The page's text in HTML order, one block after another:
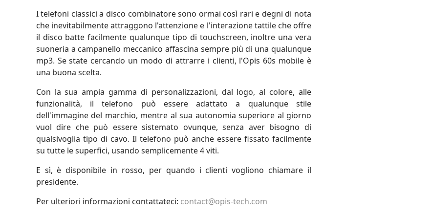
I telefoni classici a disco combinatore sono ormai così rari e degni di nota
che inevitabilmente attraggono l'attenzione e l'interazione tattile che offre
il disco batte facilmente qualunque tipo di touchscreen, inoltre una vera
suoneria a campanello meccanico affascina sempre più di una qualunque
mp3. Se state cercando un modo di attrarre i clienti, l'Opis 60s mobile è
una buona scelta.
Con la sua ampia gamma di personalizzazioni, dal logo, al colore, alle
funzionalità, il telefono può essere adattato a qualunque stile
dell'immagine del marchio, mentre al sua autonomia superiore al giorno
vuol dire che può essere sistemato ovunque, senza aver bisogno di
qualsivoglia tipo di cavo. Il telefono può anche essere fissato facilmente
su tutte le superfici, usando semplicemente 4 viti.
E sì, è disponibile in rosso, per quando i clienti vogliono chiamare il
presidente.
Per ulteriori informazioni contattateci: contact@opis-tech.com